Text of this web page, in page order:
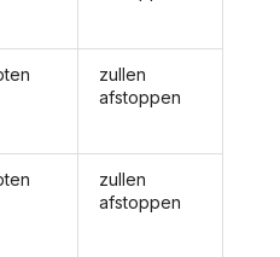
zullen
afstoppen
zullen
afstoppen